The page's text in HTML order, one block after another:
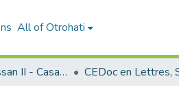
All of Otrohati
Université Hassan II - Casablanca